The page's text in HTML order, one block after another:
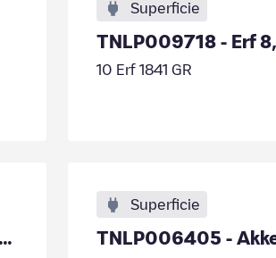
Superficie
10 Erf 1841 GR
- Erf 8, Stompetoren
Superficie